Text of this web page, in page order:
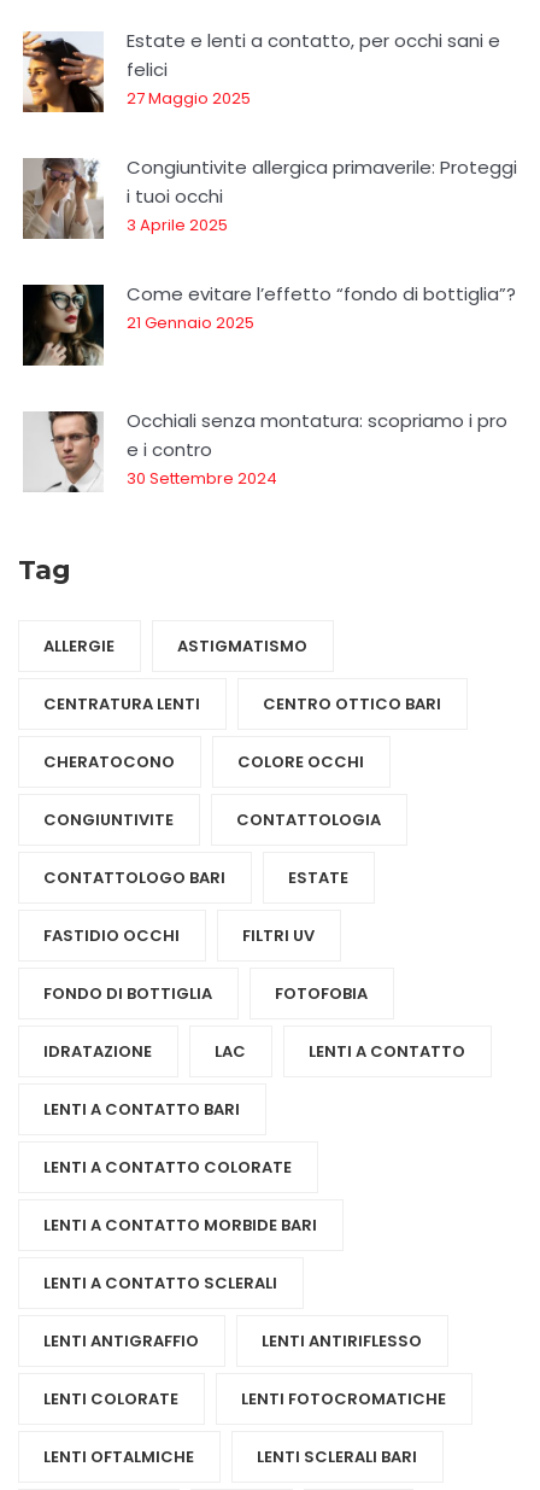
Estate e lenti a contatto, per occhi sani e
felici
27 Maggio 2025
Congiuntivite allergica primaverile: Proteggi
i tuoi occhi
3 Aprile 2025
Come evitare l’effetto “fondo di bottiglia”?
21 Gennaio 2025
Occhiali senza montatura: scopriamo i pro
e i contro
30 Settembre 2024
Tag
ALLERGIE ASTIGMATISMO
CENTRATURA LENTI CENTRO OTTICO BARI
CHERATOCONO COLORE OCCHI
CONGIUNTIVITE CONTATTOLOGIA
CONTATTOLOGO BARI ESTATE
FASTIDIO OCCHI FILTRI UV
FONDO DI BOTTIGLIA FOTOFOBIA
IDRATAZIONE LAC LENTI A CONTATTO
LENTI A CONTATTO BARI
LENTI A CONTATTO COLORATE
LENTI A CONTATTO MORBIDE BARI
LENTI A CONTATTO SCLERALI
LENTI ANTIGRAFFIO LENTI ANTIRIFLESSO
LENTI COLORATE LENTI FOTOCROMATICHE
LENTI OFTALMICHE LENTI SCLERALI BARI